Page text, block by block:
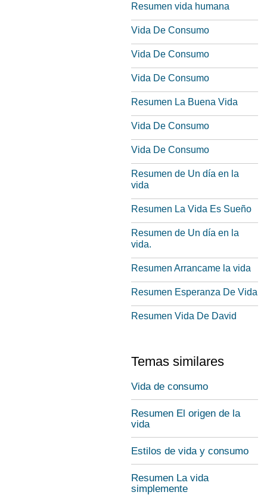
Resumen vida humana
Vida De Consumo
Vida De Consumo
Vida De Consumo
Resumen La Buena Vida
Vida De Consumo
Vida De Consumo
Resumen de Un día en la
vida
Resumen La Vida Es Sueño
Resumen de Un día en la
vida.
Resumen Arrancame la vida
Resumen Esperanza De Vida
Resumen Vida De David
Temas similares
Vida de consumo
Resumen El origen de la
vida
Estilos de vida y consumo
Resumen La vida
simplemente